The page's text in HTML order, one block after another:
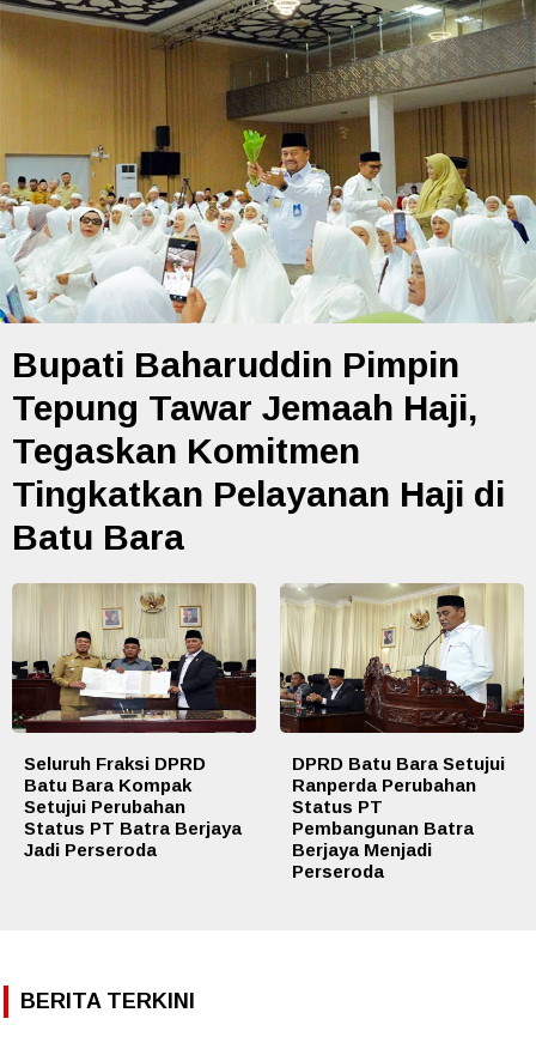
Bupati Baharuddin Pimpin
Tepung Tawar Jemaah Haji,
Tegaskan Komitmen
Tingkatkan Pelayanan Haji di
Batu Bara
Seluruh Fraksi DPRD
Batu Bara Kompak
Setujui Perubahan
Status PT Batra Berjaya
Jadi Perseroda
DPRD Batu Bara Setujui
Ranperda Perubahan
Status PT
Pembangunan Batra
Berjaya Menjadi
Perseroda
BERITA TERKINI